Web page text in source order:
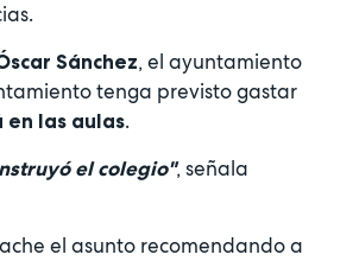
Sánchez, el ayuntamiento
tenga previsto gastar
las aulas.
el colegio", señala
el asunto recomendando a